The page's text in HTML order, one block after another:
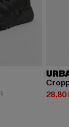
EUR
Aktionspreis: 109,99
28,80